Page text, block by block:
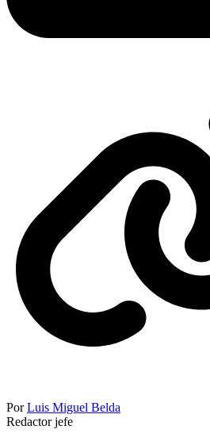
PorLuis Miguel Belda
Redactor jefe